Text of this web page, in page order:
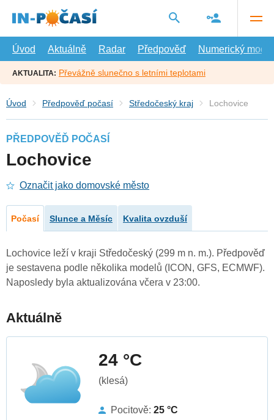
hlavní
Úvod
Aktuálně Radar Předpověď Numerický model
AKTUALITA: Převážně slunečno s letními teplotami
Úvod Předpověď počasí Středočeský kraj Lochovice
PŘEDPOVĚĎ POČASÍ
Lochovice
Označit jako domovské město
Počasí Slunce a Měsíc Kvalita ovzduší
Lochovice leží v kraji Středočeský (299 m n. m.). Předpověď
je sestavena podle několika modelů (ICON, GFS, ECMWF).
Naposledy byla aktualizována včera v 23:00.
Aktuálně
24 °C
(klesá)
Pocitově: 25 °C